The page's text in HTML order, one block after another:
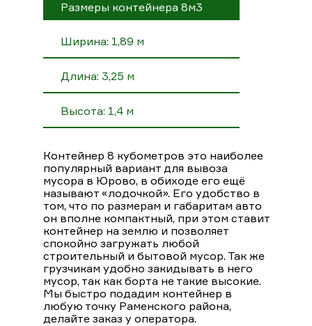
Размеры контейнера 8м3
Ширина: 1,89 м
Длина: 3,25 м
Высота: 1,4 м
Контейнер 8 кубометров это наиболее
популярный вариант для вывоза
мусора в Юрово, в обиходе его ещё
называют «лодочкой». Его удобство в
том, что по размерам и габаритам авто
он вполне компактный, при этом ставит
контейнер на землю и позволяет
спокойно загружать любой
строительный и бытовой мусор. Так же
грузчикам удобно закидывать в него
мусор, так как борта не такие высокие.
Мы быстро подадим контейнер в
любую точку Раменского района,
делайте заказ у оператора.